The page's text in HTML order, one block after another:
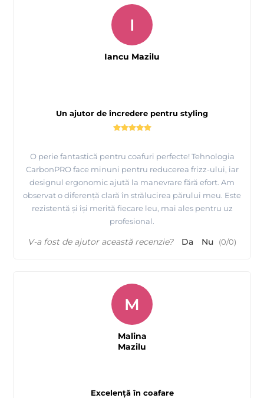
Un ajutor de încredere pentru styling
O perie fantastică pentru coafuri perfecte! Tehnologia
CarbonPRO face minuni pentru reducerea frizz-ului, iar
designul ergonomic ajută la manevrare fără efort. Am
observat o diferență clară în strălucirea părului meu. Este
rezistentă și își merită fiecare leu, mai ales pentru uz
profesional.
I
Iancu Mazilu
V-a fost de ajutor această recenzie? Da Nu (0/0)
Excelență în coafare
M
Malina
Mazilu